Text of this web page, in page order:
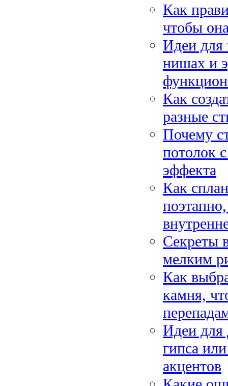
Как
чтобы
Идеи для
нишах и
Как
разные
Почему
потолок
эффекта
Как
Секреты
мелким
Как
камня,
Идеи для
гипса
акцентов